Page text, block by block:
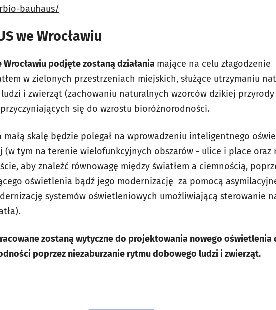
bauhaus/
we Wrocławiu
podjęte zostaną działania mające na celu złagodzenie
w zielonych przestrzeniach miejskich, służące utrzymaniu
i zwierząt (zachowaniu naturalnych wzorców dzikiej
się do wzrostu bioróżnorodności.
małą skalę będzie polegał na wprowadzeniu inteligentnego
(w tym na terenie wielofunkcyjnych obszarów - ulice i place oraz
aby znaleźć równowagę między światłem a ciemnością,
oświetlenia bądź jego modernizację za pomocą
systemów oświetleniowych umożliwiającą sterowanie
zostaną wytyczne do projektowania nowego oświetlenia
poprzez niezaburzanie rytmu dobowego ludzi i zwierząt.